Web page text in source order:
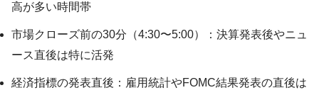
高が多い時間帯
市場クローズ前の30分（4:30〜5:00）：決算発表後やニュ
ース直後は特に活発
経済指標の発表直後：雇用統計やFOMC結果発表の直後は